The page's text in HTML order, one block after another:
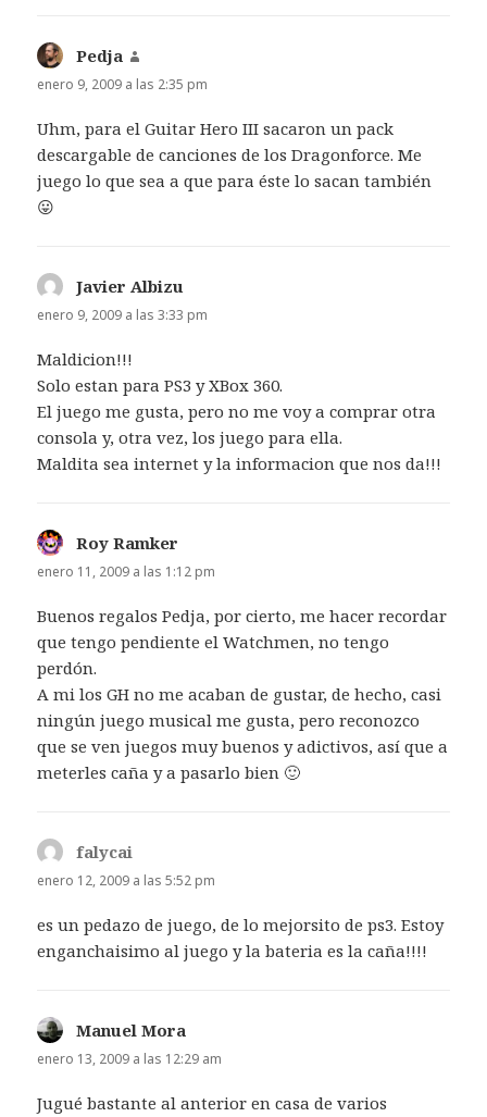
Pedja
enero 9, 2009 a las 2:35 pm
Uhm, para el Guitar Hero III sacaron un pack
descargable de canciones de los Dragonforce. Me
juego lo que sea a que para éste lo sacan también
😛
Javier Albizu
enero 9, 2009 a las 3:33 pm
Maldicion!!!
Solo estan para PS3 y XBox 360.
El juego me gusta, pero no me voy a comprar otra
consola y, otra vez, los juego para ella.
Maldita sea internet y la informacion que nos da!!!
Roy Ramker
enero 11, 2009 a las 1:12 pm
Buenos regalos Pedja, por cierto, me hacer recordar
que tengo pendiente el Watchmen, no tengo
perdón.
A mi los GH no me acaban de gustar, de hecho, casi
ningún juego musical me gusta, pero reconozco
que se ven juegos muy buenos y adictivos, así que a
meterles caña y a pasarlo bien 🙂
falycai
enero 12, 2009 a las 5:52 pm
es un pedazo de juego, de lo mejorsito de ps3. Estoy
enganchaisimo al juego y la bateria es la caña!!!!
Manuel Mora
enero 13, 2009 a las 12:29 am
Jugué bastante al anterior en casa de varios